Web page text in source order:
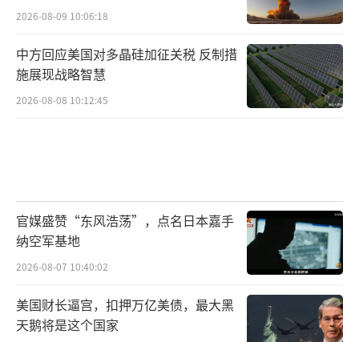
在全球动荡不安的背景下，北京机场那盏
灯格外引人注目。它告诉全世界，这里有一条
对话和合作的道路，有一个负责任的大国。中
俄之间的长期稳定协作，最大的受益者是全世
出的信任。而信任，才是这个世界最稀缺的资
源。（责任编辑：卢其龙 CM0882）
2026-08-09 10:06:18
中方回应美国对多晶硅加征关税 反制措
施展现战略智慧
2026-08-08 10:12:45
官媒盛赞“东风浩荡”，点名日本嘉手
纳空军基地
2026-08-07 10:40:02
美国财长逼宫，扣押万亿美债，最大黑
天鹅将是这个国家